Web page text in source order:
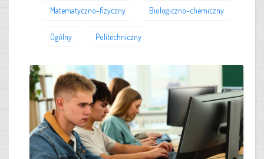
Matematyczno-fizyczny Biologiczno-chemiczny
Ogólny Politechniczny